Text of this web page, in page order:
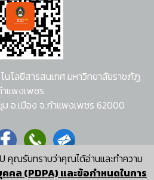
คุณรับทราบว่าคุณได้อ่านและทำความ
คล (PDPA) และข้อกำหนดในการ
นโลยีสารสนเทศ มหาวิทยาลัยราชภัฏ
แพงเพชร
ม อ.เมือง จ.กำแพงเพชร 62000
บบ อนุชา พวงผกา